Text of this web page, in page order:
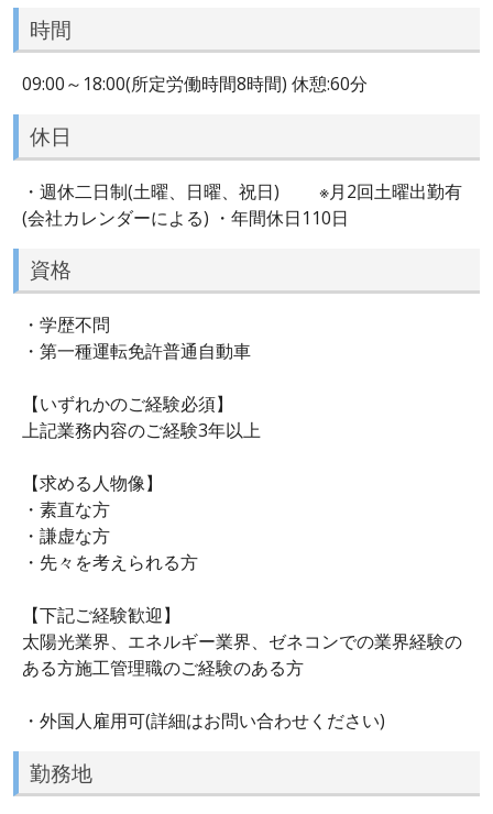
時間
09:00～18:00(所定労働時間8時間) 休憩:60分
休日
・週休二日制(土曜、日曜、祝日) ※月2回土曜出勤有
(会社カレンダーによる) ・年間休日110日
資格
・学歴不問
・第一種運転免許普通自動車
【いずれかのご経験必須】
上記業務内容のご経験3年以上
【求める人物像】
・素直な方
・謙虚な方
・先々を考えられる方
【下記ご経験歓迎】
太陽光業界、エネルギー業界、ゼネコンでの業界経験の
ある方施工管理職のご経験のある方
・外国人雇用可(詳細はお問い合わせください)
勤務地